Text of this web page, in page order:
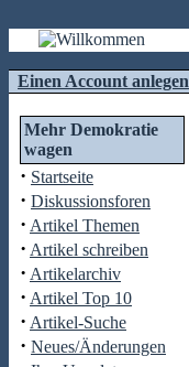
Einen Account anlegen
Mehr Demokratie
wagen
· Startseite
· Diskussionsforen
· Artikel Themen
· Artikel schreiben
· Artikelarchiv
· Artikel Top 10
· Artikel-Suche
· Neues/Änderungen